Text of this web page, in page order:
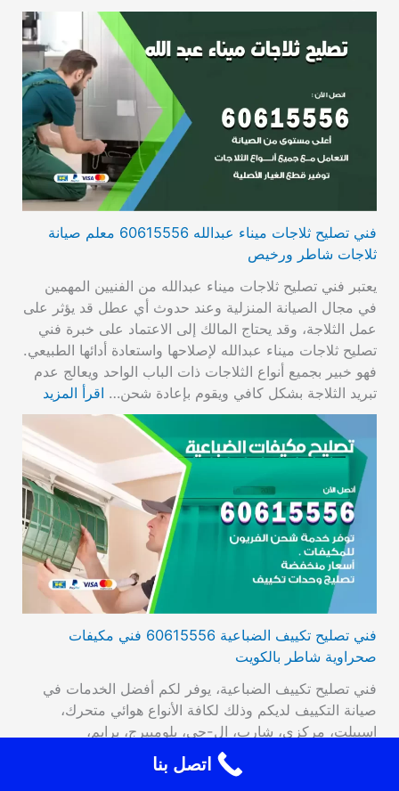
فني تصليح ثلاجات ميناء عبدالله 60615556 معلم صيانة
ثلاجات شاطر ورخيص
يعتبر فني تصليح ثلاجات ميناء عبدالله من الفنيين المهمين
في مجال الصيانة المنزلية وعند حدوث أي عطل قد يؤثر على
عمل الثلاجة، وقد يحتاج المالك إلى الاعتماد على خبرة فني
تصليح ثلاجات ميناء عبدالله لإصلاحها واستعادة أدائها الطبيعي.
فهو خبير بجميع أنواع الثلاجات ذات الباب الواحد ويعالج عدم
تبريد الثلاجة بشكل كافي ويقوم بإعادة شحن… اقرأ المزيد
فني تصليح تكييف الضباعية 60615556 فني مكيفات
صحراوية شاطر بالكويت
فني تصليح تكييف الضباعية، يوفر لكم أفضل الخدمات في
صيانة التكييف لديكم وذلك لكافة الأنواع هوائي متحرك،
اسبيلت، مركزي، شارب، ال-جي، بلومبيرج، برايم،
سامسونج. صيانة المشكلات في توصيل الوحدة الأعطال التي
تصيب الترموستات، تراكم الجليد، وأيضا تبديل القطع القديمة
اتصل بنا